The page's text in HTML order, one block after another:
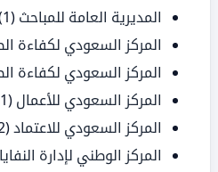
المديرية العامة للمباحث (1)
المركز السعودي لكفاءة
المركز السعودي لكفاءة
المركز السعودي للأعمال (1)
المركز السعودي للاعتماد(2)
المركز الوطني لإدارة